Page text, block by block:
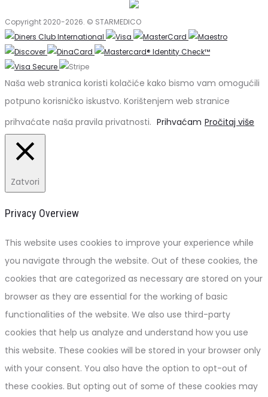
Copyright 2020-2026. © STARMEDICO
Naša web stranica koristi kolačiće kako bismo vam omogućili
potpuno korisničko iskustvo. Korištenjem web stranice
prihvaćate naša pravila privatnosti. Prihvaćam Pročitaj više
Zatvori
Privacy Overview
This website uses cookies to improve your experience while
you navigate through the website. Out of these cookies, the
cookies that are categorized as necessary are stored on your
browser as they are essential for the working of basic
functionalities of the website. We also use third-party
cookies that help us analyze and understand how you use
this website. These cookies will be stored in your browser only
with your consent. You also have the option to opt-out of
these cookies. But opting out of some of these cookies may